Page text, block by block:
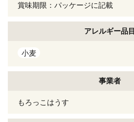
賞味期限：パッケージに記載
アレルギー品目
小麦
事業者
もろっこはうす